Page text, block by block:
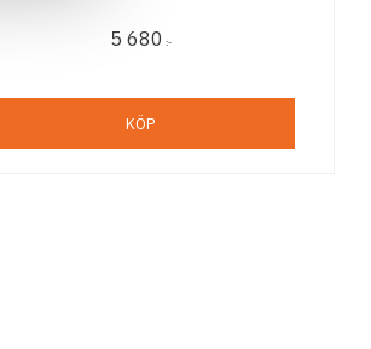
5 680 :-
KÖP